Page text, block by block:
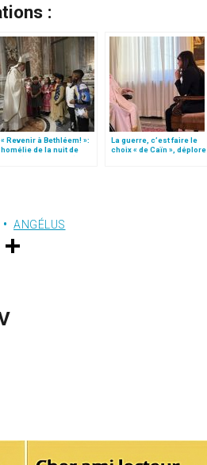
:
« Revenir à Bethléem! »:
homélie de la nuit de
Noël (texte complet)
La guerre, c’est faire le
choix « de Caïn », déplore
ANGÉLUS
w